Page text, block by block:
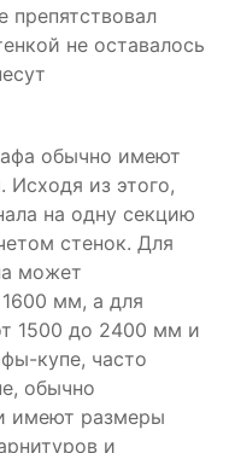
препятствовал
не оставалось
обычно имеют
из этого,
на одну секцию
стенок. Для
может
мм, а для
1500 до 2400 мм и
купе, часто
обычно
имеют размеры
и